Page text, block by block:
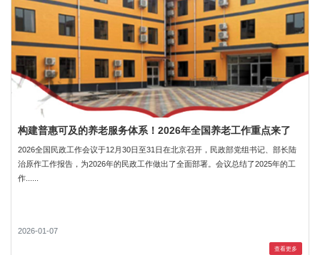
构建普惠可及的养老服务体系！2026年全国养老工作重点来了
2026全国民政工作会议于12月30日至31日在北京召开，民政部党组书记、部长陆
治原作工作报告，为2026年的民政工作做出了全面部署。会议总结了2025年的工
作......
2026-01-07
查看更多